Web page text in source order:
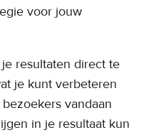
voor jouw
resultaten direct te
je kunt verbeteren
vandaan
in je resultaat kun